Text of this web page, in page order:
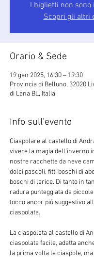
I biglietti non sono
Scopri gli altri
Orario & Sede
19 gen 2025, 16:30 – 19:30
Provincia di Belluno, 32020
di Lana BL, Italia
Info sull'evento
Ciaspolare al castello di
vivere la magia dell’inverno
nostre racchette da neve
dolci pascoli, fitti boschi di
boschi di larice. Di tanto in
radura punteggiata da
tocco ancor più suggestivo
ciaspolata.
La ciaspolata al castello di
ciaspolata facile, adatta
la prima volta le ciaspole,